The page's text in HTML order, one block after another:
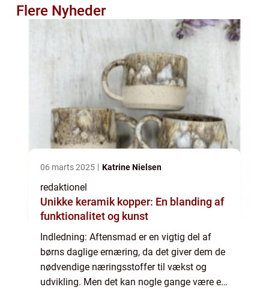
Flere Nyheder
06 marts 2025 Katrine Nielsen
redaktionel
Unikke keramik kopper: En blanding af
funktionalitet og kunst
Indledning: Aftensmad er en vigtig del af
børns daglige ernæring, da det giver dem de
nødvendige næringsstoffer til vækst og
udvikling. Men det kan nogle gange være en